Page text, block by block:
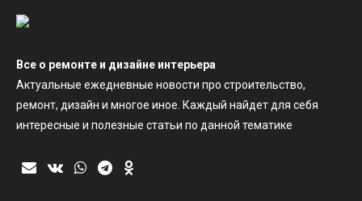
Все о ремонте и дизайне интерьера
Актуальные ежедневные новости про строительство,
ремонт, дизайн и многое иное. Каждый найдет для себя
интересные и полезные статьи по данной тематике